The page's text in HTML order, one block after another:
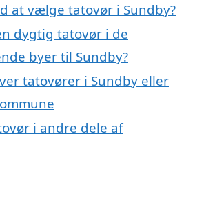
at vælge tatovør i Sundby?
dygtig tatovør i de
byer til Sundby?
tatovører i Sundby eller
i andre dele af